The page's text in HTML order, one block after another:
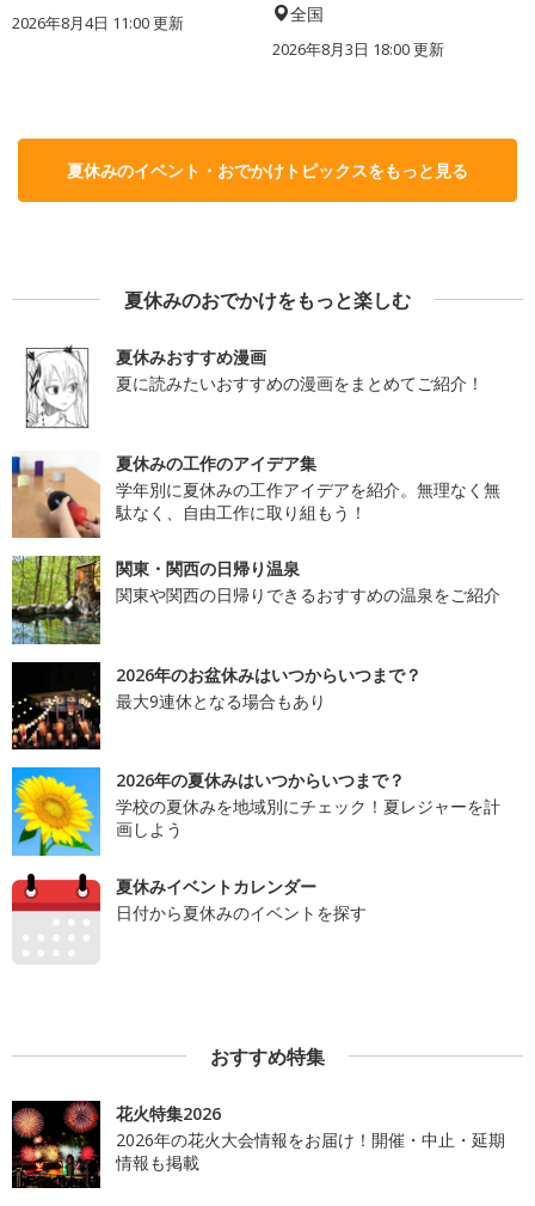
2026年8月4日 11:00更新 全国
2026年8月3日 18:00更新
夏休みのイベント・おでかけトピックスをもっと見る
夏休みのおでかけをもっと楽しむ
夏休みおすすめ漫画
夏に読みたいおすすめの漫画をまとめてご紹介！
夏休みの工作のアイデア集
学年別に夏休みの工作アイデアを紹介。無理なく無
駄なく、自由工作に取り組もう！
関東・関西の日帰り温泉
関東や関西の日帰りできるおすすめの温泉をご紹介
2026年のお盆休みはいつからいつまで？
最大9連休となる場合もあり
2026年の夏休みはいつからいつまで？
学校の夏休みを地域別にチェック！夏レジャーを計
画しよう
夏休みイベントカレンダー
日付から夏休みのイベントを探す
おすすめ特集
花火特集2026
2026年の花火大会情報をお届け！開催・中止・延期
情報も掲載